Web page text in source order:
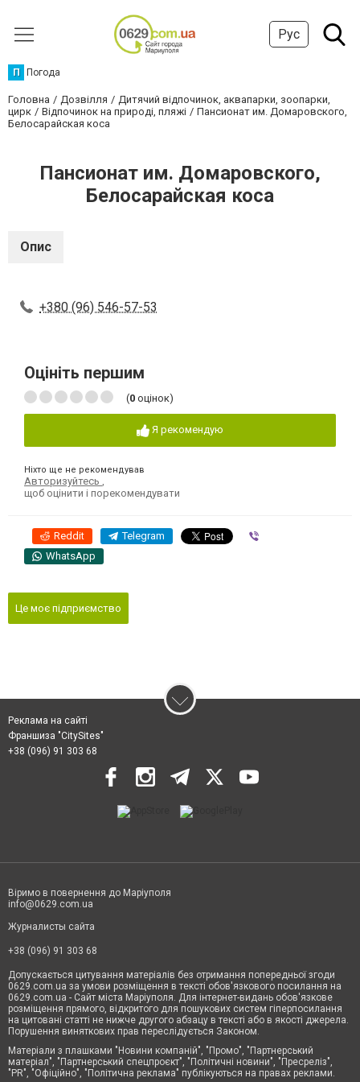
Рус
П Погода
Головна Дозвілля
Дитячий відпочинок, аквапарки, зоопарки,
цирк
Відпочинок на природі, пляжі
Пансионат им. Домаровского,
Белосарайская коса
Пансионат им. Домаровского,
Белосарайская коса
Опис
+380 (96) 546-57-53
Оцініть першим
(0 оцінок)
Я рекомендую
Ніхто ще не рекомендував
Авторизуйтесь
щоб оцінити і порекомендувати
Reddit Telegram
WhatsApp
Це моє підприємство
Реклама на сайті
Франшиза "CitySites"
+38 (096) 91 303 68
Віримо в повернення до Маріуполя
info@0629.com.ua
Журналисты сайта
+38 (096) 91 303 68
Допускається цитування матеріалів без отримання попередньої згоди
0629.com.ua за умови розміщення в тексті обов'язкового посилання на
0629.com.ua - Сайт міста Маріуполя. Для інтернет-видань обов'язкове
розміщення прямого, відкритого для пошукових систем гіперпосилання
на цитовані статті не нижче другого абзацу в тексті або в якості джерела.
Порушення виняткових прав переслідується Законом.
Матеріали з плашками "Новини компаній", "Промо", "Партнерський
матеріал", "Партнерський спецпроєкт", "Політичні новини", "Пресреліз",
"PR", "Офіційно", "Політична реклама" публікуються на правах реклами.